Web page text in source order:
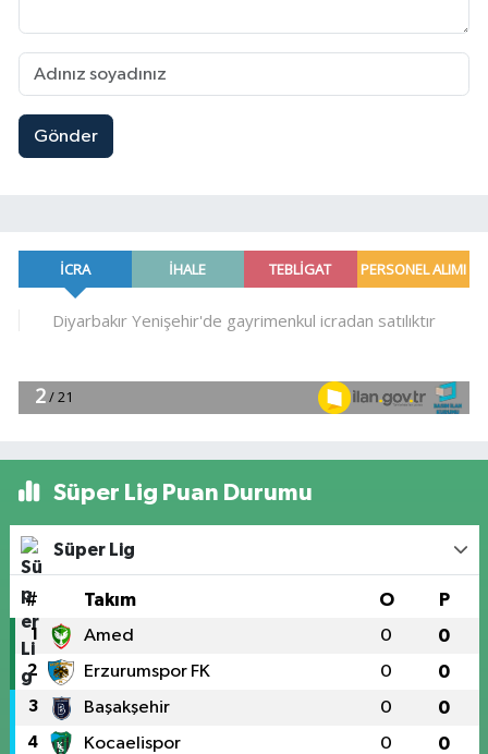
Gönder
Süper Lig Puan Durumu
Süper Lig
# Takım O P
1 Amed 0 0
2 Erzurumspor FK 0 0
3 Başakşehir 0 0
4 Kocaelispor 0 0